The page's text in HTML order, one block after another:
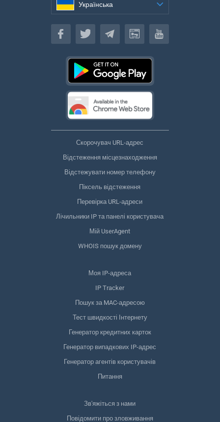
Українська
Українська
Скорочувач URL-адрес
Відстеження місцезнаходження
Відстежувати номер телефону
Піксель відстеження
Перевірка URL-адреси
Лічильники IP та панелі користувача
Мій UserAgent
WHOIS пошук домену
Моя IP-адреса
IP Tracker
Пошук за MAC-адресою
Тест швидкості Інтернету
Генератор кредитних карток
Генератор випадкових IP-адрес
Генератор агентів користувачів
Питання
Зв'яжіться з нами
Повідомити про зловживання